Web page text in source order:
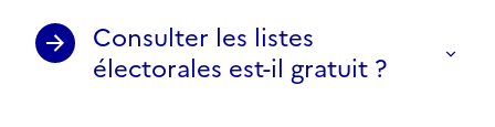
Consulter les listes
électorales est-il gratuit ?